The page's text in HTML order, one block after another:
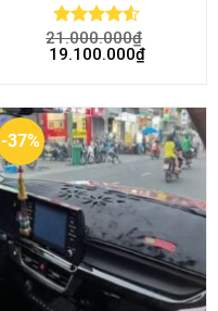
Rated4.52
out of 5
21.000.000₫
19.100.000₫
-37%